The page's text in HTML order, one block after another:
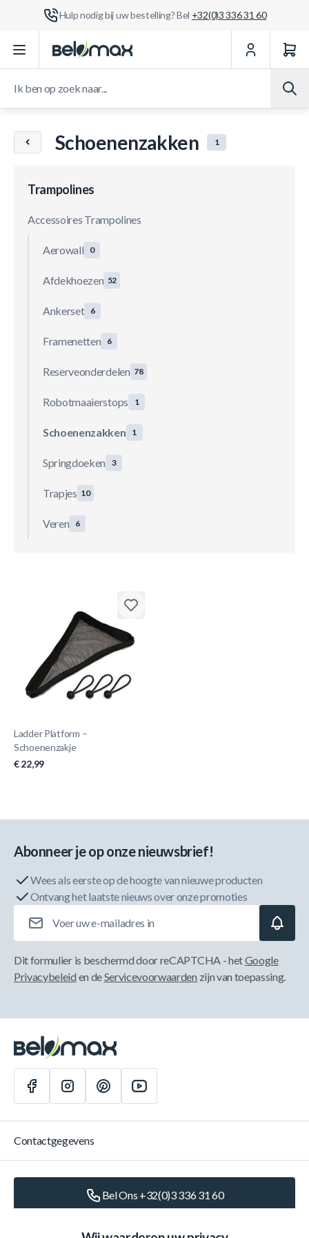
Hulp nodig bij uw bestelling? Bel +32(0)3 336 31 60
Ga naar de inhoud
Schoenenzakken 1
Trampolines
Accessoires Trampolines
Aerowall 0
Afdekhoezen 52
Ankerset 6
Framenetten 6
Reserveonderdelen 78
Robotmaaierstops 1
Schoenenzakken 1
Springdoeken 3
Trapjes 10
Veren 6
Ladder Platform –
Schoenenzakje
€ 22,99
Abonneer je op onze nieuwsbrief!
Wees als eerste op de hoogte van nieuwe producten
Ontvang het laatste nieuws over onze promoties
Dit formulier is beschermd door reCAPTCHA - hetGoogle
Privacybeleid en deServicevoorwaarden zijn van toepassing.
Contactgegevens
Bel Ons +32(0)3 336 31 60
Schrijf Ons info@belomax.com